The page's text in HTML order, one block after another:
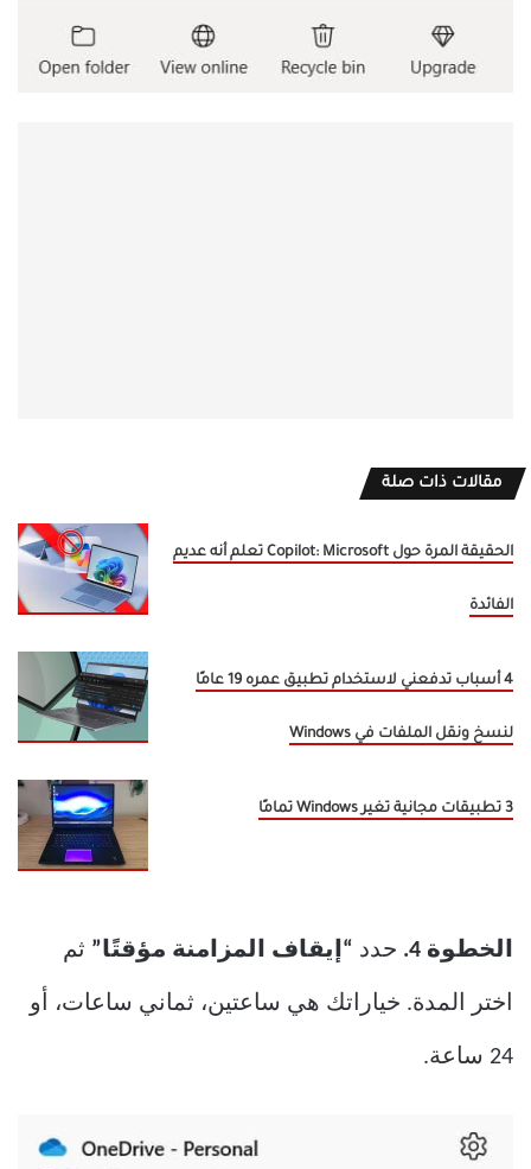
مقالات ذات صلة
الحقيقة المرة حول Copilot: Microsoft تعلم أنه عديم
الفائدة
4 أسباب تدفعني لاستخدام تطبيق عمره 19 عامًا
لنسخ ونقل الملفات في Windows
3 تطبيقات مجانية تغير Windows تمامًا
الخطوة 4. حدد “إيقاف المزامنة مؤقتًا” ثم
اختر المدة. خياراتك هي ساعتين، ثماني ساعات، أو
24 ساعة.